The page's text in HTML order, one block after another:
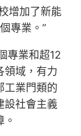
增加了新能
專業。”
專業和超12
領域，有力
工業門類的
設社會主義